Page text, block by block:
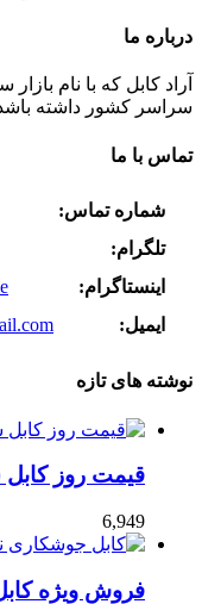
درباره ما
سراسر کشور داشته
تماس با ما
شماره تماس:
تلگرام:
اینستاگرام:
ایمیل:
نوشته های تازه
قیمت روز
6,949
فروش ویژه